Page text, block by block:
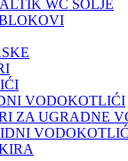
WC ŠOLJE
VODOKOTLIĆI
ZA UGRADNE